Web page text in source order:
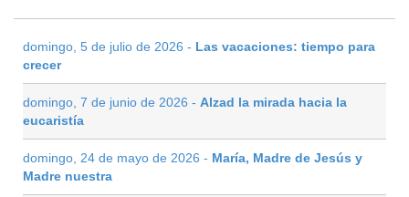
domingo, 5 de julio de 2026 - Las vacaciones: tiempo para
crecer
domingo, 7 de junio de 2026 - Alzad la mirada hacia la
eucaristía
domingo, 24 de mayo de 2026 - María, Madre de Jesús y
Madre nuestra